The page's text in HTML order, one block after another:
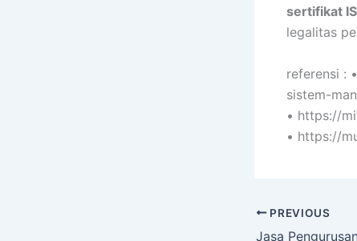
sertifikat
legalitas
referensi :
sistem-
• https://
• https://
PREVIOUS